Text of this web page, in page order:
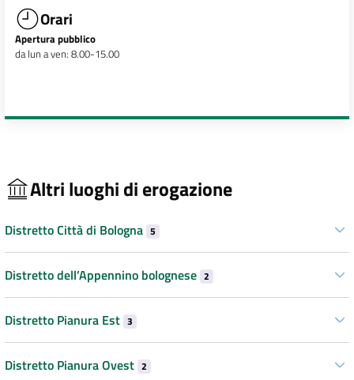
Orari
Apertura pubblico
da lun a ven: 8.00-15.00
Altri luoghi di erogazione
Distretto Città di Bologna 5
Distretto dell’Appennino bolognese 2
Distretto Pianura Est 3
Distretto Pianura Ovest 2